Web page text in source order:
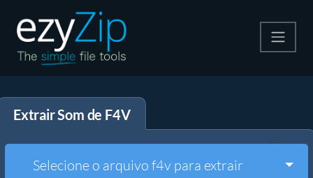
Descompactar
Extrair Som de F4V
Selecione o arquivo f4v para extrair